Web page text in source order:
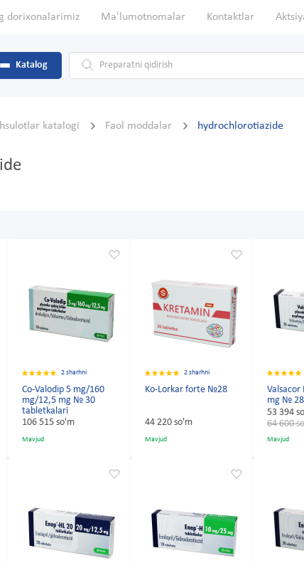
dorixonalarimiz Ma'lumotnomalar Kontaktlar
Katalog
katalogi Faol moddalar hydrochlorotiazide
2 sharhni
Co-Valodip 5 mg/160
mg/12,5 mg № 30
tabletkalari
106 515 so'm
Mavjud
2 sharhni
Ko-Lorkar forte №28
44 220 so'm
Mavjud
Valsacor
mg №
53 394
64 600
Mavjud